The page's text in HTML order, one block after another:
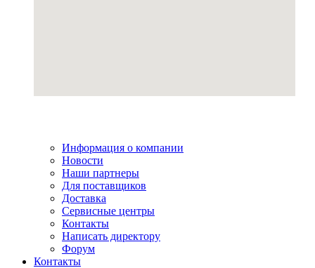
Информация о компании
Новости
Наши партнеры
Для поставщиков
Доставка
Сервисные центры
Контакты
Написать директору
Форум
Контакты